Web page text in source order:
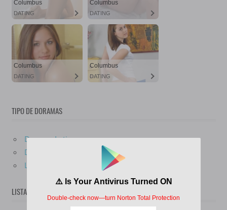
TIPO DE DORAMAS
Dorama Latino
Dorama Subtitulado
Live Action
LISTA DE DORAMAS